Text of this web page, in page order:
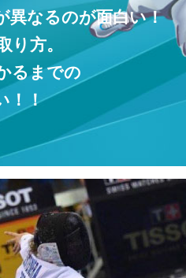
異なるのが面白い！
方。
るまでの
！！